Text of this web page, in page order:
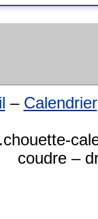
– Calendrier
coudre –